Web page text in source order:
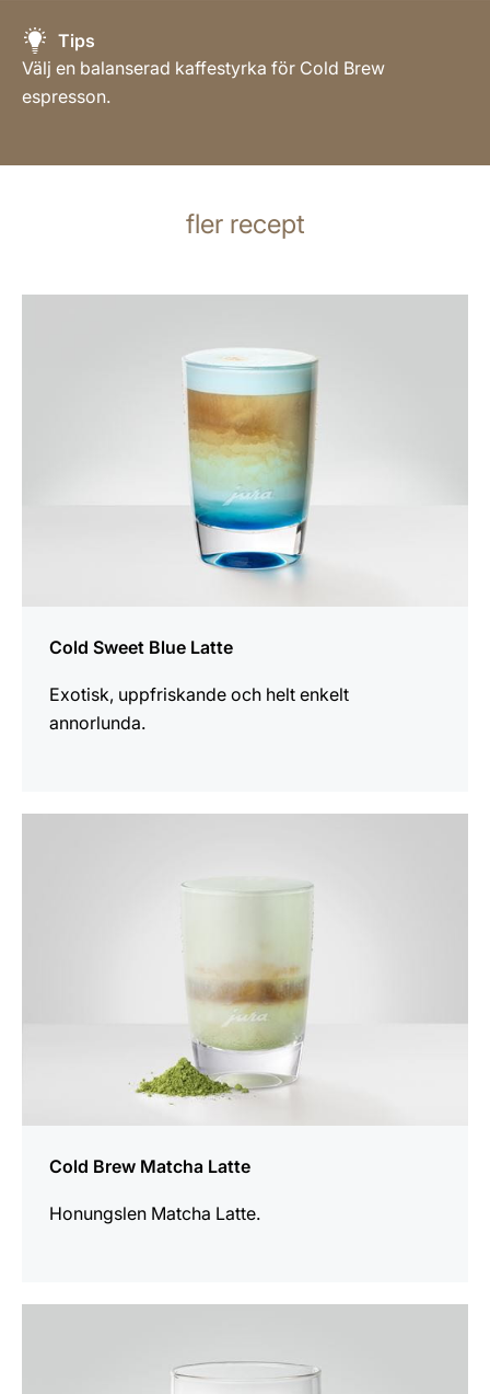
Tips
Välj en balanserad kaffestyrka för Cold Brew
espresson.
fler recept
Cold Sweet Blue Latte
Exotisk, uppfriskande och helt enkelt
annorlunda.
Cold Brew Matcha Latte
Honungslen Matcha Latte.